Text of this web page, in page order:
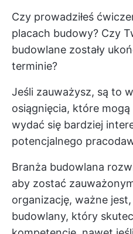
Czy prowadziłeś
placach budowy? Czy
budowlane zostały
terminie?
Jeśli zauważysz, są to
osiągnięcia, które
wydać się bardziej
potencjalnego
Branża budowlana
aby zostać
organizację, ważne
budowlany, który